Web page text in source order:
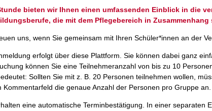
bieten wir Ihnen einen umfassenden Einblick in die
die mit dem Pflegebereich in Zusammenhang
uns, wenn Sie gemeinsam mit Ihren Schüler*innen an der
erfolgt über diese Plattform. Sie können dabei ganz
können Sie eine Teilnehmeranzahl von bis zu 10
Sollten Sie mit z. B. 20 Personen teilnehmen wollen,
Kommentarfeld die genaue Anzahl der Personen pro Gruppe an.
eine automatische Terminbestätigung. In einer separaten